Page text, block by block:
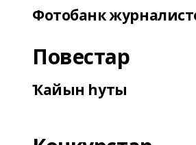
Фотобанк
Повестар
Ҡайын һуты